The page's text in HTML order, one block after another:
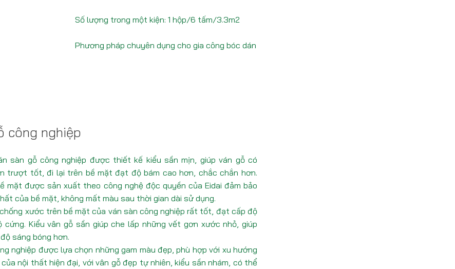
Số lượng trong một kiện: 1 hộp/6 tấm/3.3m2
Phương pháp chuyên dụng cho gia công bóc dán
công nghiệp
sàn gỗ công nghiệp được thiết kế kiểu sần mịn, giúp ván gỗ có
trượt tốt, đi lại trên bề mặt đạt độ bám cao hơn, chắc chắn hơn.
mặt được sản xuất theo công nghệ độc quyền của Eidai đảm bảo
của bề mặt, không mất màu sau thời gian dài sử dụng.
xước trên bề mặt của ván sàn công nghiệp rất tốt, đạt cấp độ
cứng. Kiểu vân gỗ sần giúp che lấp những vết gơn xước nhỏ, giúp
sáng bóng hơn.
nghiệp được lựa chọn những gam màu đẹp, phù hợp với xu hướng
nội thất hiện đại, với vân gỗ đẹp tự nhiên, kiểu sần nhám, có thể